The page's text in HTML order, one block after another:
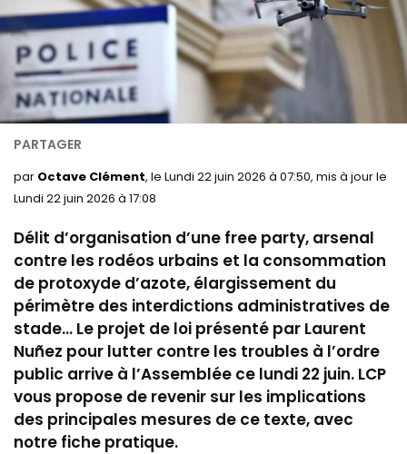
par Octave Clément, le Lundi 22 juin 2026 à 07:50, mis à jour le
Lundi 22 juin 2026 à 17:08
Délit d’organisation d’une free party, arsenal
contre les rodéos urbains et la consommation
de protoxyde d’azote, élargissement du
périmètre des interdictions administratives de
stade… Le projet de loi présenté par Laurent
Nuñez pour lutter contre les troubles à l’ordre
public arrive à l’Assemblée ce lundi 22 juin. LCP
vous propose de revenir sur les implications
des principales mesures de ce texte, avec
notre fiche pratique.